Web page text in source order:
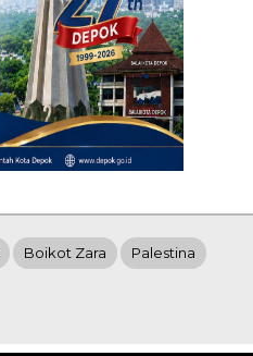
Boikot Zara Palestina